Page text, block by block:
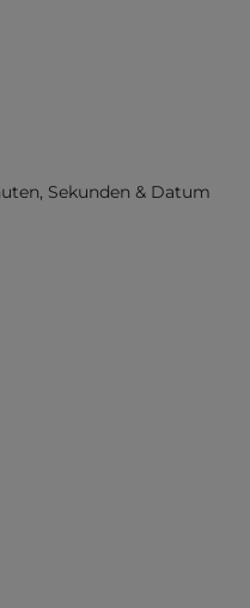
Sekunden & Datum